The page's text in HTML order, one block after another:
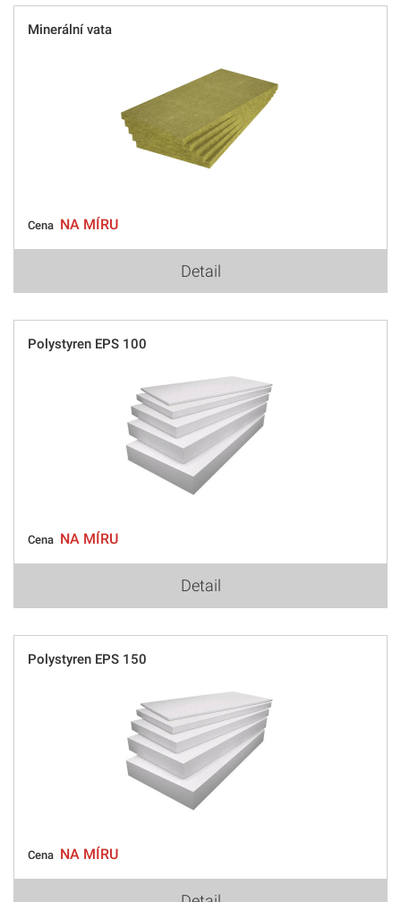
Minerální vata
Cena NA MÍRU
Detail
Polystyren EPS 100
Cena NA MÍRU
Detail
Polystyren EPS 150
Cena NA MÍRU